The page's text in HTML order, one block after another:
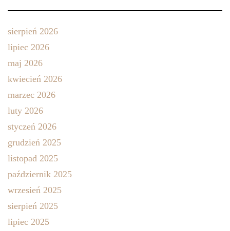
sierpień 2026
lipiec 2026
maj 2026
kwiecień 2026
marzec 2026
luty 2026
styczeń 2026
grudzień 2025
listopad 2025
październik 2025
wrzesień 2025
sierpień 2025
lipiec 2025